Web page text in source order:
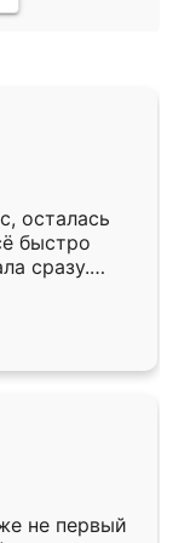
осталась
быстро
сразу.
к
Собрали
даже
не первый